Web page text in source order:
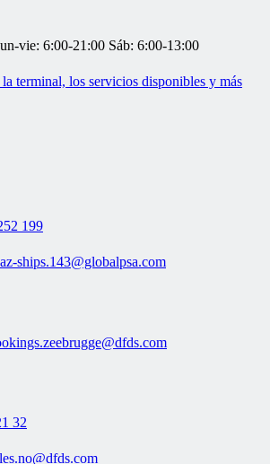
vie: 6:00-21:00 Sáb: 6:00-13:00
terminal, los servicios disponibles y más
199
ships.143@globalpsa.com
32